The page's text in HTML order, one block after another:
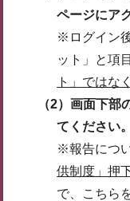
ページにア
※ログイン
ット」と項
ト」ではな
（2）画面下部
てください。
※報告につ
供制度」押
で、こちら